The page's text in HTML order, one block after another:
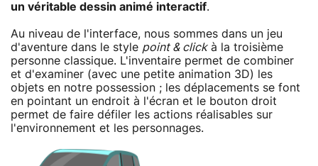
un véritable dessin animé interactif.
Au niveau de l'interface, nous sommes dans un jeu
d'aventure dans le style point & clickà la troisième
personne classique. L'inventaire permet de combiner
et d'examiner (avec une petite animation 3D) les
objets en notre possession ; les déplacements se font
en pointant un endroit à l'écran et le bouton droit
permet de faire défiler les actions réalisables sur
l'environnement et les personnages.